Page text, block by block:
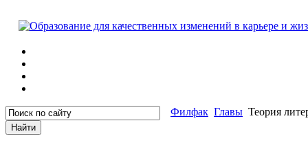
Филфак Главы Теория